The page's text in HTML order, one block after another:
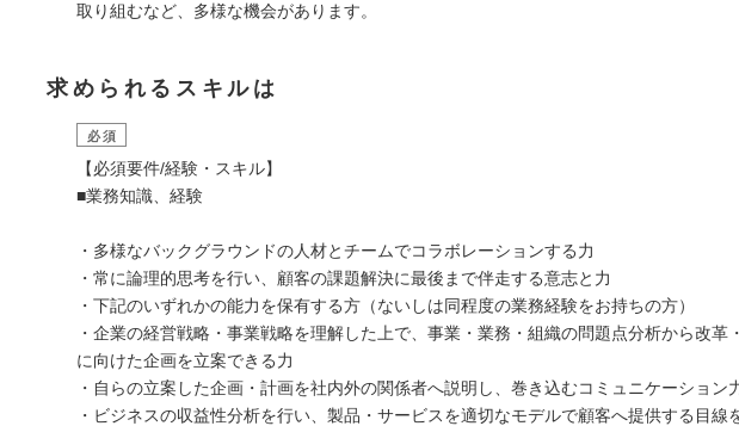
取り組むなど、多様な機会があります。
求められるスキルは
必須
【必須要件/経験・スキル】
■業務知識、経験
・多様なバックグラウンドの人材とチームでコラボレーションする力
・常に論理的思考を行い、顧客の課題解決に最後まで伴走する意志と力
・下記のいずれかの能力を保有する方（ないしは同程度の業務経験をお持ちの方）
・企業の経営戦略・事業戦略を理解した上で、事業・業務・組織の問題点分析から改革
に向けた企画を立案できる力
・自らの立案した企画・計画を社内外の関係者へ説明し、巻き込むコミュニケーション
・ビジネスの収益性分析を行い、製品・サービスを適切なモデルで顧客へ提供する目線